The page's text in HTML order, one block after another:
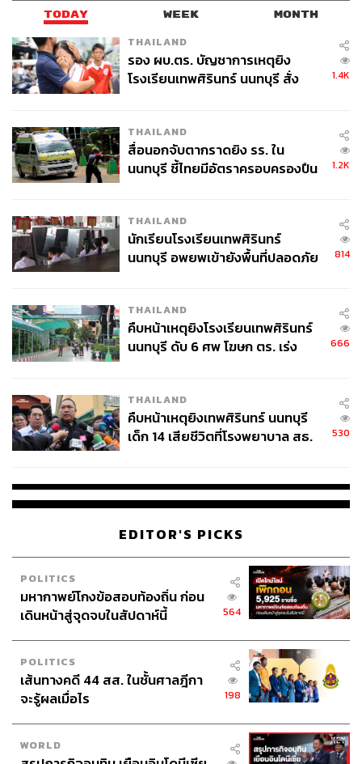
151
THE STANDARD WEALTH
สำนักข่าวเศรษฐกิจ ธุรกิจ และการลงทุน โดย
ทีมข่าว THE STANDARD
TODAY WEEK MONTH
THAILAND
รอง ผบ.ตร. บัญชาการเหตุยิง
โรงเรียนเทพศิรินทร์ นนทบุรี สั่ง
1.4K
THAILAND
สื่อนอกจับตากราดยิง รร. ใน
นนทบุรี ชี้ไทยมีอัตราครอบครองปืน
1.2K
THAILAND
นักเรียนโรงเรียนเทพศิรินทร์
นนทบุรี อพยพเข้ายังพื้นที่ปลอดภัย
814
THAILAND
คืบหน้าเหตุยิงโรงเรียนเทพศิรินทร์
นนทบุรี ดับ 6 ศพ โฆษก ตร. เร่ง
666
THAILAND
คืบหน้าเหตุยิงเทพศิรินทร์ นนทบุรี
เด็ก 14 เสียชีวิตที่โรงพยาบาล สธ.
530
EDITOR'S PICKS
POLITICS
มหากาพย์โกงข้อสอบท้องถิ่น ก่อน
เดินหน้าสู่จุดจบในสัปดาห์นี้
564
POLITICS
เส้นทางคดี 44 สส. ในชั้นศาลฎีกา
จะรู้ผลเมื่อไร
198
WORLD